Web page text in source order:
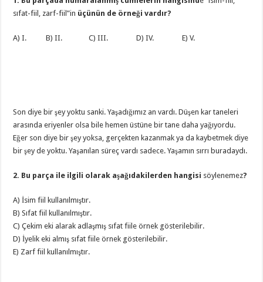
sıfat-fiil, zarf-fiil”in üçünün de örneği vardır?
A) I. B) II. C) III. D) IV. E) V.
Son diye bir şey yoktu sanki. Yaşadığımız an vardı. Düşen kar taneleri
arasında eriyenler olsa bile hemen üstüne bir tane daha yağıyordu.
Eğer son diye bir şey yoksa, gerçekten kazanmak ya da kaybetmek diye
bir şey de yoktu. Yaşanılan süreç vardı sadece. Yaşamın sırrı buradaydı.
2. Bu parça ile ilgili olarak aşağıdakilerden hangisi söylenemez?
A) İsim fiil kullanılmıştır.
B) Sıfat fiil kullanılmıştır.
C) Çekim eki alarak adlaşmış sıfat fiile örnek gösterilebilir.
D) İyelik eki almış sıfat fiile örnek gösterilebilir.
E) Zarf fiil kullanılmıştır.